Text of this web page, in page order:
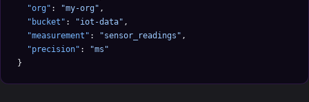
  "org"
: "my-org" ,
  "bucket"
: "iot-data" ,
  "measurement"
: "sensor_readings" ,
  "precision"
:
"ms"
}